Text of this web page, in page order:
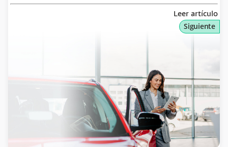
Siguiente
Leer artículo